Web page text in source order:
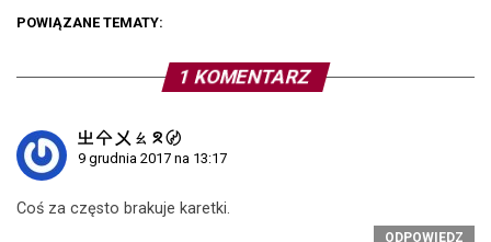
POWIĄZANE TEMATY:
1 KOMENTARZ
㞢 㐃 㐅 ㄠ ᘝ 〄
9 grudnia 2017 na 13:17
Coś za często brakuje karetki.
ODPOWIEDZ